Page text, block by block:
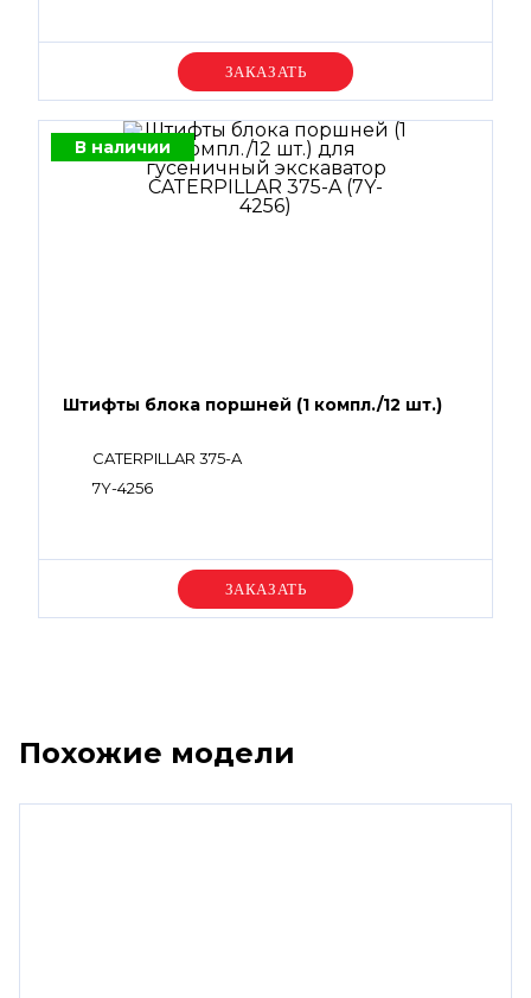
Уточняйте цену
В наличии
Штифты блока поршней (1 компл./12 шт.)
CATERPILLAR 375-A
7Y-4256
Уточняйте цену
Похожие модели